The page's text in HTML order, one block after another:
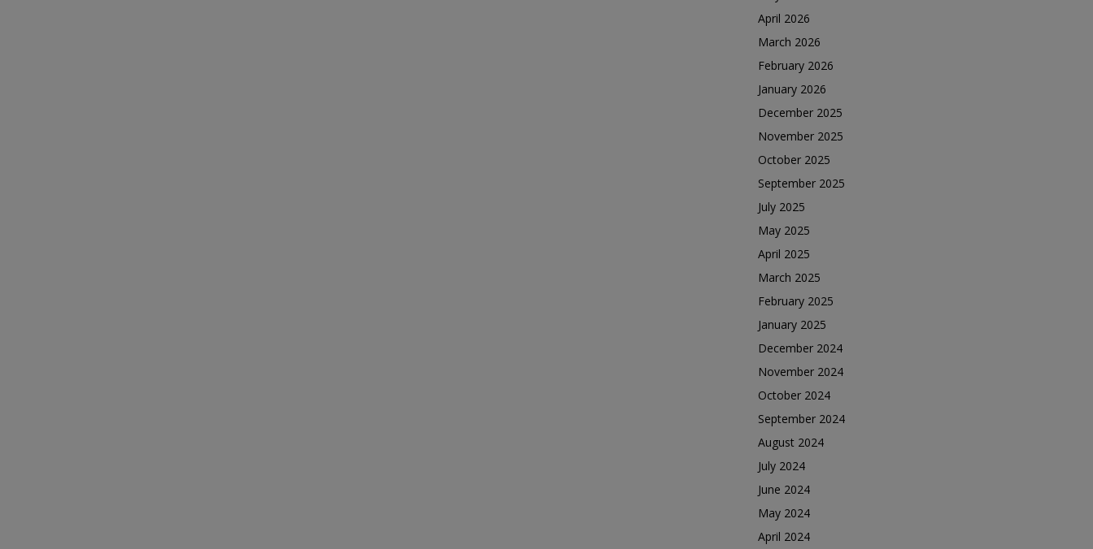
April 2026
March 2026
February 2026
January 2026
December 2025
November 2025
October 2025
September 2025
July 2025
May 2025
April 2025
March 2025
February 2025
January 2025
December 2024
November 2024
October 2024
September 2024
August 2024
July 2024
June 2024
May 2024
April 2024